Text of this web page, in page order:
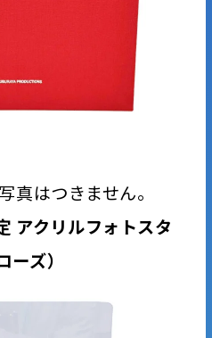
はつきません。
アクリルフォトスタ
ズ）